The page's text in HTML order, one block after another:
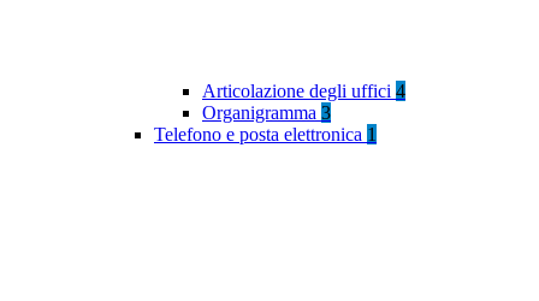
Articolazione degli uffici 4
Organigramma 3
Telefono e posta elettronica 1